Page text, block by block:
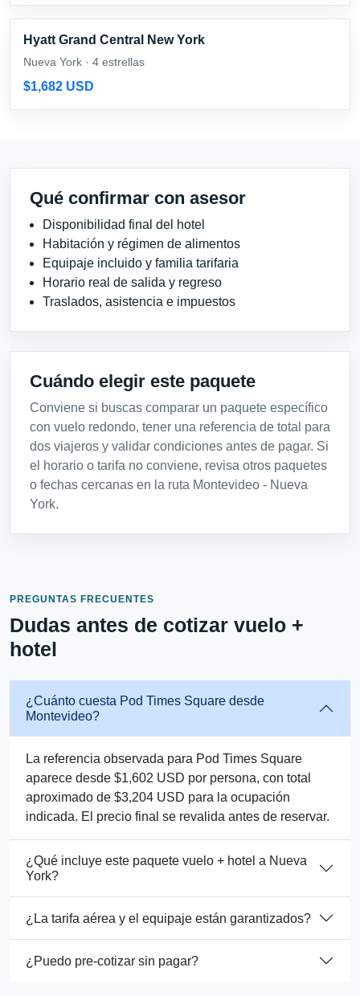
Hyatt Grand Central New York
Nueva York · 4 estrellas
$1,682 USD
Qué confirmar con asesor
Disponibilidad final del hotel
Habitación y régimen de alimentos
Equipaje incluido y familia tarifaria
Horario real de salida y regreso
Traslados, asistencia e impuestos
Cuándo elegir este paquete
Conviene si buscas comparar un paquete específico
con vuelo redondo, tener una referencia de total para
dos viajeros y validar condiciones antes de pagar. Si
el horario o tarifa no conviene, revisa otros paquetes
o fechas cercanas en la ruta Montevideo - Nueva
York.
PREGUNTAS FRECUENTES
Dudas antes de cotizar vuelo +
hotel
¿Cuánto cuesta Pod Times Square desde
Montevideo?
La referencia observada para Pod Times Square
aparece desde $1,602 USD por persona, con total
aproximado de $3,204 USD para la ocupación
indicada. El precio final se revalida antes de reservar.
¿Qué incluye este paquete vuelo + hotel a Nueva
York?
¿La tarifa aérea y el equipaje están garantizados?
¿Puedo pre-cotizar sin pagar?